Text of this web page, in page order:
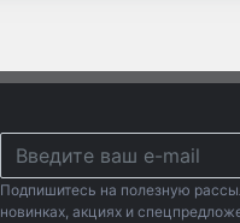
Подпишитесь на полезную
новинках, акциях и